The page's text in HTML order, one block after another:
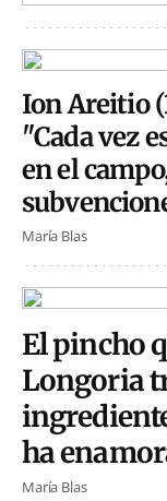
Ion Areitio
"Cada vez
en el
María Blas
El pincho
Longoria
ha
María Blas